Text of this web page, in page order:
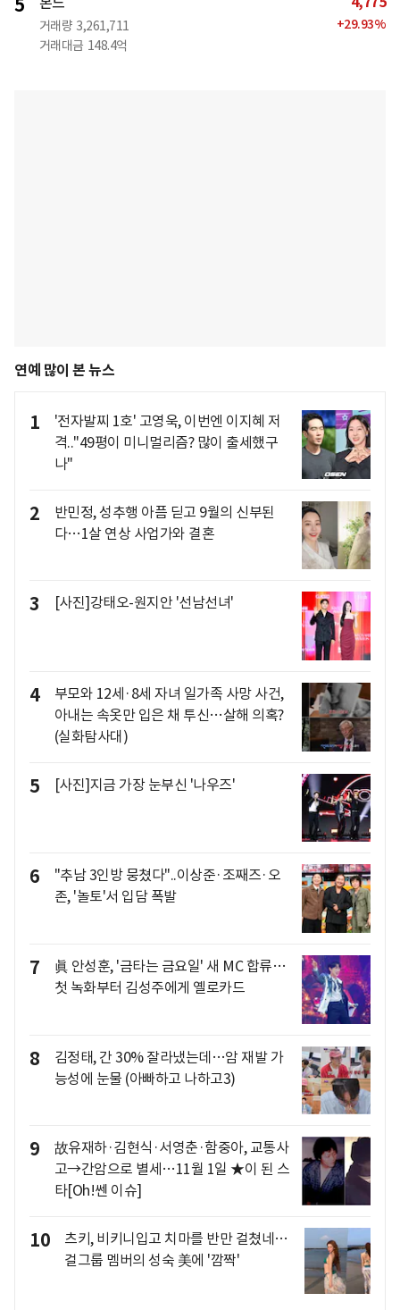
5
거래량 3,261,711
거래대금 148.4억
+29.93%
연예 많이 본 뉴스
1
'전자발찌 1호' 고영욱, 이번엔 이지혜 저
격.."49평이 미니멀리즘? 많이 출세했구
나"
2
반민정, 성추행 아픔 딛고 9월의 신부된
다…1살 연상 사업가와 결혼
3 [사진]강태오-원지안 '선남선녀'
4
부모와 12세·8세 자녀 일가족 사망 사건,
아내는 속옷만 입은 채 투신…살해 의혹?
(실화탐사대)
5 [사진]지금 가장 눈부신 '나우즈'
6
"추남 3인방 뭉쳤다"..이상준·조째즈·오
존, '놀토'서 입담 폭발
7
眞 안성훈, '금타는 금요일' 새 MC 합류…
첫 녹화부터 김성주에게 옐로카드
8
김정태, 간 30% 잘라냈는데…암 재발 가
능성에 눈물 (아빠하고 나하고3)
9
故유재하·김현식·서영춘·함중아, 교통사
고→간암으로 별세…11월 1일 ★이 된 스
타[Oh!쎈 이슈]
10
츠키, 비키니입고 치마를 반만 걸쳤네…
걸그룹 멤버의 성숙 美에 '깜짝'